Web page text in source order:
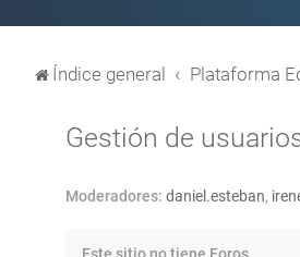
Índice general Plataforma
Gestión de
Moderadores: daniel.esteban,